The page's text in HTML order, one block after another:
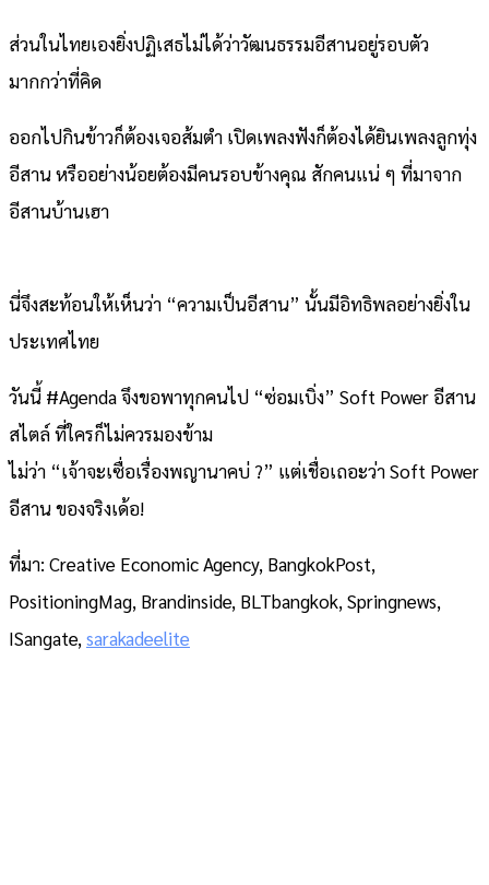
ส่วนในไทยเองยิ่งปฏิเสธไม่ได้ว่าวัฒนธรรมอีสานอยู่รอบตัว
มากกว่าที่คิด
ออกไปกินข้าวก็ต้องเจอส้มตำ เปิดเพลงฟังก็ต้องได้ยินเพลงลูกทุ่ง
อีสาน หรืออย่างน้อยต้องมีคนรอบข้างคุณ สักคนแน่ ๆ ที่มาจาก
อีสานบ้านเฮา
นี่จึงสะท้อนให้เห็นว่า “ความเป็นอีสาน” นั้นมีอิทธิพลอย่างยิ่งใน
ประเทศไทย
วันนี้ #Agenda จึงขอพาทุกคนไป “ซ่อมเบิ่ง” Soft Power อีสาน
สไตล์ ที่ใครก็ไม่ควรมองข้าม
ไม่ว่า “เจ้าจะเซื่อเรื่องพญานาคบ่ ?” แต่เชื่อเถอะว่า Soft Power
อีสาน ของจริงเด้อ!
ที่มา: Creative Economic Agency, BangkokPost,
PositioningMag, Brandinside, BLTbangkok, Springnews,
ISangate, sarakadeelite